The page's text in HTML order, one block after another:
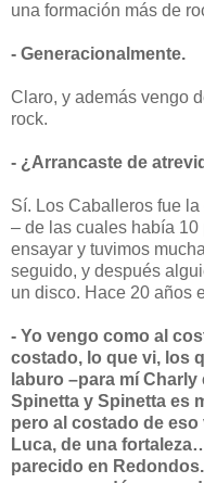
una formación más de
- Generacionalmente.
Claro, y además vengo
rock.
- ¿Arrancaste de
Sí. Los Caballeros fue
– de las cuales había 10
ensayar y tuvimos
seguido, y después
un disco. Hace 20 años
- Yo vengo como al
costado, lo que vi, los
laburo –para mí
Spinetta y Spinetta es
pero al costado de eso
Luca, de una
parecido en